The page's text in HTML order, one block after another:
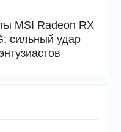
MSI Radeon RX
сильный удар